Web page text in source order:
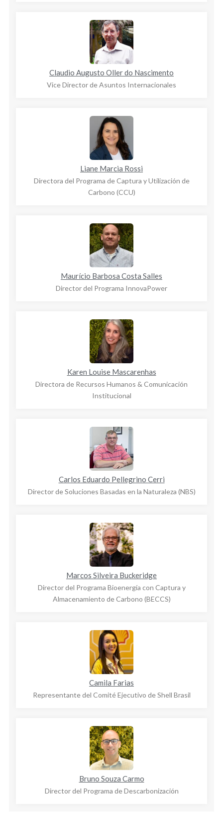
Claudio Augusto Oller do Nascimento
Vice Director de Asuntos Internacionales
Liane Marcia Rossi
Directora del Programa de Captura y Utilización de
Carbono (CCU)
Maurício Barbosa Costa Salles
Director del Programa InnovaPower
Karen Louise Mascarenhas
Directora de Recursos Humanos & Comunicación
Institucional
Carlos Eduardo Pellegrino Cerri
Director de Soluciones Basadas en la Naturaleza (NBS)
Marcos Silveira Buckeridge
Director del Programa Bioenergía con Captura y
Almacenamiento de Carbono (BECCS)
Camila Farias
Representante del Comité Ejecutivo de Shell Brasil
Bruno Souza Carmo
Director del Programa de Descarbonización